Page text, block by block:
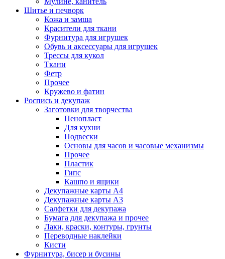
Шитье и печворк
Кожа и замша
Красители для ткани
Фурнитура для игрушек
Обувь и аксессуары для игрушек
Трессы для кукол
Ткани
Фетр
Прочее
Кружево и фатин
Роспись и декупаж
Заготовки для творчества
Пенопласт
Для кухни
Подвески
Основы для часов и часовые механизмы
Прочее
Пластик
Гипс
Кашпо и ящики
Декупажные карты А4
Декупажные карты А3
Салфетки для декупажа
Бумага для декупажа и прочее
Лаки, краски, контуры, грунты
Переводные наклейки
Кисти
Фурнитура, бисер и бусины